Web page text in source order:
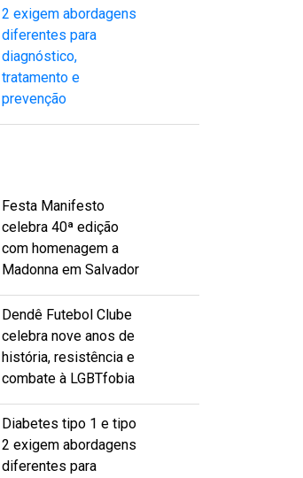
2 exigem abordagens
diferentes para
diagnóstico,
tratamento e
prevenção
Festa Manifesto
celebra 40ª edição
com homenagem a
Madonna em Salvador
Dendê Futebol Clube
celebra nove anos de
história, resistência e
combate à LGBTfobia
Diabetes tipo 1 e tipo
2 exigem abordagens
diferentes para